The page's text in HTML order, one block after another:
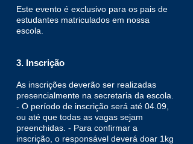
Este evento é exclusivo para os pais de
estudantes matriculados em nossa
escola.
3. Inscrição
As inscrições deverão ser realizadas
presencialmente na secretaria da escola.
- O período de inscrição será até 04.09,
ou até que todas as vagas sejam
preenchidas. - Para confirmar a
inscrição, o responsável deverá doar 1kg